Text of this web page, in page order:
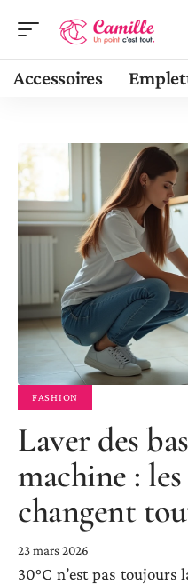
Accessoires
FASHION
Laver des
machine :
changent
23 mars 2026
30°C n’est pas toujours